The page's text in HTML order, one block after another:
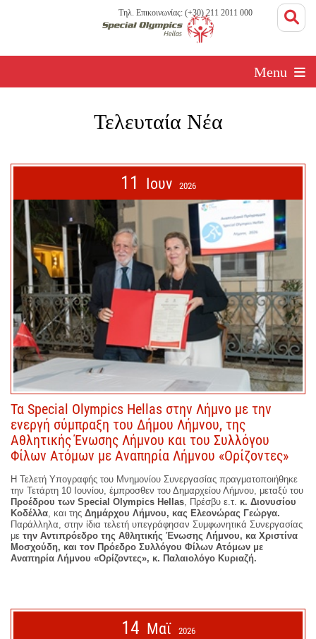
Τηλ. Επικοινωνίας: (+30) 211 2011 000
Menu
Τελευταία Νέα
11 Ιουν 2026
Τα Special Olympics Hellas στην Λήμνο με την
ενεργή σύμπραξη του Δήμου Λήμνου, της
Αθλητικής Ένωσης Λήμνου και του Συλλόγου
Φίλων Ατόμων με Αναπηρία Λήμνου «Ορίζοντες»
Η Τελετή Υπογραφής του Μνημονίου Συνεργασίας πραγματοποιήθηκε
την Τετάρτη 10 Ιουνίου, έμπροσθεν του Δημαρχείου Λήμνου, μεταξύ του
Προέδρου των Special Olympics Hellas , Πρέσβυ ε.τ. κ. Διονυσίου
Κοδέλλα , και της Δημάρχου Λήμνου, κας Ελεονώρας Γεώργα.
Παράλληλα, στην ίδια τελετή υπεγράφησαν Συμφωνητικά Συνεργασίας
με την Αντιπρόεδρο της Αθλητικής Ένωσης Λήμνου, κα Χριστίνα
Μοσχούδη, και τον Πρόεδρο Συλλόγου Φίλων Ατόμων με
Αναπηρία Λήμνου «Ορίζοντες», κ. Παλαιολόγο Κυριαζή.
14 Μαϊ 2026